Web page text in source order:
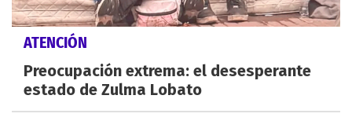
ATENCIÓN
Preocupación extrema: el desesperante
estado de Zulma Lobato